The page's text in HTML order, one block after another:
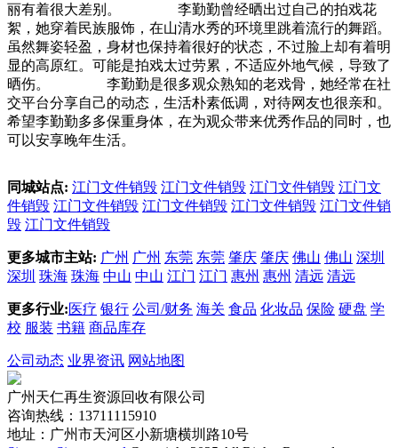
丽有着很大差别。 李勤勤曾经晒出过自己的拍戏花
絮，她穿着民族服饰，在山清水秀的环境里跳着流行的舞蹈。
虽然舞姿轻盈，身材也保持着很好的状态，不过脸上却有着明
显的高原红。可能是拍戏太过劳累，不适应外地气候，导致了
晒伤。 李勤勤是很多观众熟知的老戏骨，她经常在社
交平台分享自己的动态，生活朴素低调，对待网友也很亲和。
希望李勤勤多多保重身体，在为观众带来优秀作品的同时，也
可以安享晚年生活。
同城站点: 江门文件销毁 江门文件销毁 江门文件销毁 江门文
件销毁 江门文件销毁 江门文件销毁 江门文件销毁 江门文件销
毁 江门文件销毁
更多城市主站: 广州 广州 东莞 东莞 肇庆 肇庆 佛山 佛山 深圳
深圳 珠海 珠海 中山 中山 江门 江门 惠州 惠州 清远 清远
更多行业: 医疗 银行 公司/财务 海关 食品 化妆品 保险 硬盘 学
校 服装 书籍 商品库存
公司动态 业界资讯 网站地图
广州天仁再生资源回收有限公司
咨询热线：13711115910
地址：广州市天河区小新塘横圳路10号